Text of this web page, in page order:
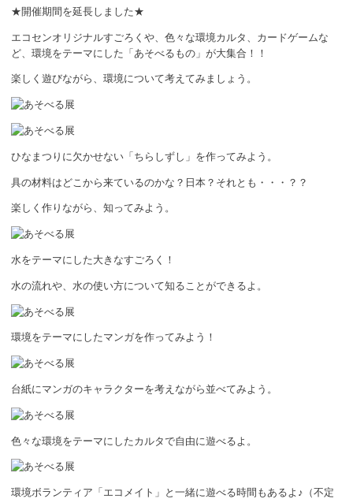
活動支援
発行物
一般の方
団体で見学希望の方
学校関係の方
エコメイト・京エコサポーターの方
★開催期間を延長しました★
エコセンオリジナルすごろくや、色々な環境カルタ、カードゲームな
ど、環境をテーマにした「あそべるもの」が大集合！！
楽しく遊びながら、環境について考えてみましょう。
ひなまつりに欠かせない「ちらしずし」を作ってみよう。
具の材料はどこから来ているのかな？日本？それとも・・・？？
楽しく作りながら、知ってみよう。
水をテーマにした大きなすごろく！
水の流れや、水の使い方について知ることができるよ。
環境をテーマにしたマンガを作ってみよう！
台紙にマンガのキャラクターを考えながら並べてみよう。
色々な環境をテーマにしたカルタで自由に遊べるよ。
環境ボランティア「エコメイト」と一緒に遊べる時間もあるよ♪（不定